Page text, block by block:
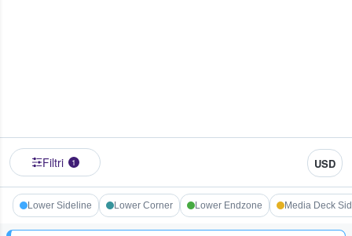
Filtri 1 USD
Lower Sideline Lower Corner Lower Endzone Media Deck